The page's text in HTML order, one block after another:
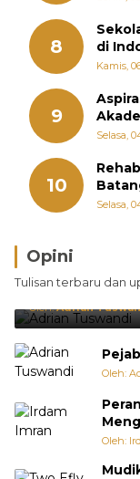
8
di
Kamis,
9
Selasa,
10
Selasa,
Opini
Tulisan terbaru dan
Brasil Lebih
Punya Cara
Oleh:Adrian
Oleh:
Oleh: